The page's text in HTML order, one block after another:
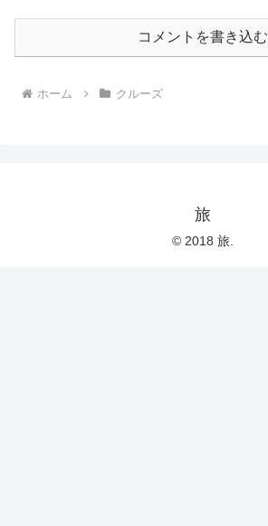
コメントを書き込む
ホーム クルーズ
旅
© 2018 旅.